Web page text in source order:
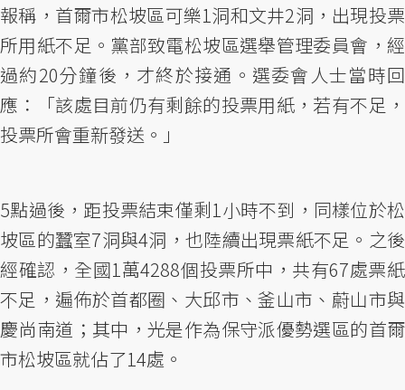
報稱，首爾市松坡區可樂1洞和文井2洞，出現投票
所用紙不足。黨部致電松坡區選舉管理委員會，經
過約20分鐘後，才終於接通。選委會人士當時回
應：「該處目前仍有剩餘的投票用紙，若有不足，
投票所會重新發送。」
5點過後，距投票結束僅剩1小時不到，同樣位於松
坡區的蠶室7洞與4洞，也陸續出現票紙不足。之後
經確認，全國1萬4288個投票所中，共有67處票紙
不足，遍佈於首都圈、大邱市、釜山市、蔚山市與
慶尚南道；其中，光是作為保守派優勢選區的首爾
市松坡區就佔了14處。